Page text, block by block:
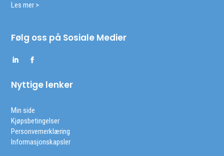
Les mer >
Følg oss på Sosiale Medier
Nyttige lenker
Min side
Kjøpsbetingelser
Personvernerklæring
Informasjonskapsler